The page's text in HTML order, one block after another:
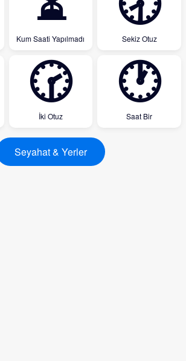
Kum Saati Yapılmadı Sekiz Otuz
🕝
İki Otuz
🕐
Saat Bir
Seyahat & Yerler